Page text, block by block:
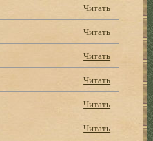
Читать
Читать
Читать
Читать
Читать
Читать